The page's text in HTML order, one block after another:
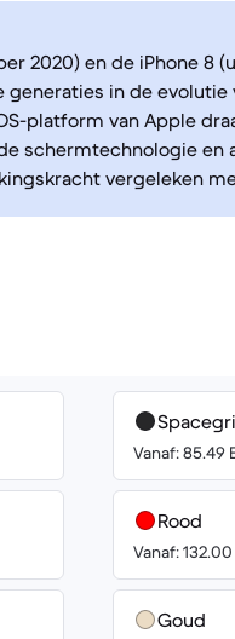
2020) en de iPhone 8
in de evolutie
platform van Apple
schermtechnologie en
vergeleken
Vanaf: 85.49
Rood
Vanaf: 132.00
Goud